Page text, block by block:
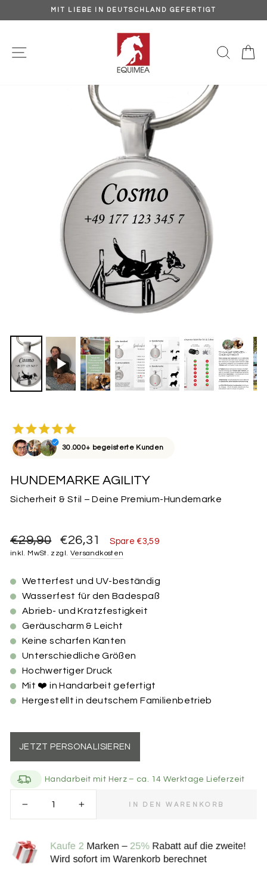
Pause
Diashow
MIT LIEBE IN DEUTSCHLAND GEFERTIGT
SEITENNAVIGATION
30.000+ begeisterte Kunden
HUNDEMARKE AGILITY
Sicherheit & Stil – Deine Premium-Hundemarke
Normaler
Preis
€29,90 Sonderpreis
€26,31 Spare €3,59
inkl. MwSt. zzgl. Versandkosten
Wetterfest und UV-beständig
Wasserfest für den Badespaß
Abrieb- und Kratzfestigkeit
Geräuscharm & Leicht
Keine scharfen Kanten
Unterschiedliche Größen
Hochwertiger Druck
Mit ❤️ in Handarbeit gefertigt
Hergestellt in deutschem Familienbetrieb
JETZT PERSONALISIEREN
Bitte wähle die Größe der Marke.
.*
KLEIN ⌀ 25 MM FÜR KLEINE HUNDE
Handarbeit mit Herz – ca. 14 Werktage Lieferzeit
IN DEN WARENKORB